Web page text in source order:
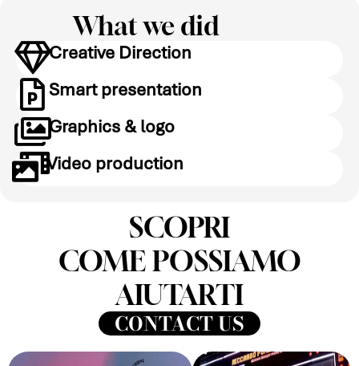
What we did
Creative Direction
Smart presentation
Graphics & logo
Video production
SCOPRI
COME POSSIAMO
AIUTARTI
CONTACT US